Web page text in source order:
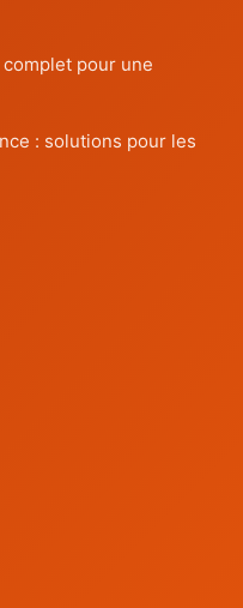
pour une
: solutions pour les